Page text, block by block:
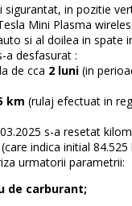
sigurantat, in pozitie
Mini Plasma
si al doilea in spate
a desfasurat :
de cca 2 luni (in
km (rulaj efectuat in
s-a resetat
indica initial
urmatorii parametrii:
de carburant;